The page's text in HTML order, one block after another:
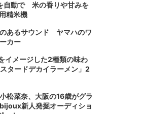
自動で 米の香りや甘みを
精米機
のあるサウンド ヤマハのワ
カー
イメージした2種類の味わ
タードデカイラーメン」2
松菜奈、大阪の16歳がグラ
新人発掘オーディショ